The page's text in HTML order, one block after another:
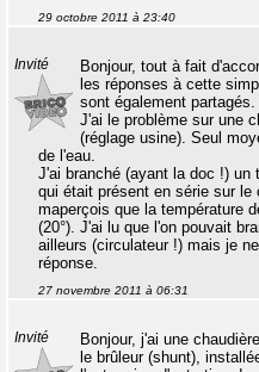
29 octobre 2011 à 23:40
Invité
Bonjour, tout à fait
les réponses à cette
sont également partagés.
J'ai le problème sur une
(réglage usine). Seul
de l'eau.
J'ai branché (ayant la doc !) un
qui était présent en série sur
maperçois que la température
(20°). J'ai lu que l'on pouvait
ailleurs (circulateur !) mais je
réponse.
27 novembre 2011 à 06:31
Invité
Bonjour, j'ai une
le brûleur (shunt),